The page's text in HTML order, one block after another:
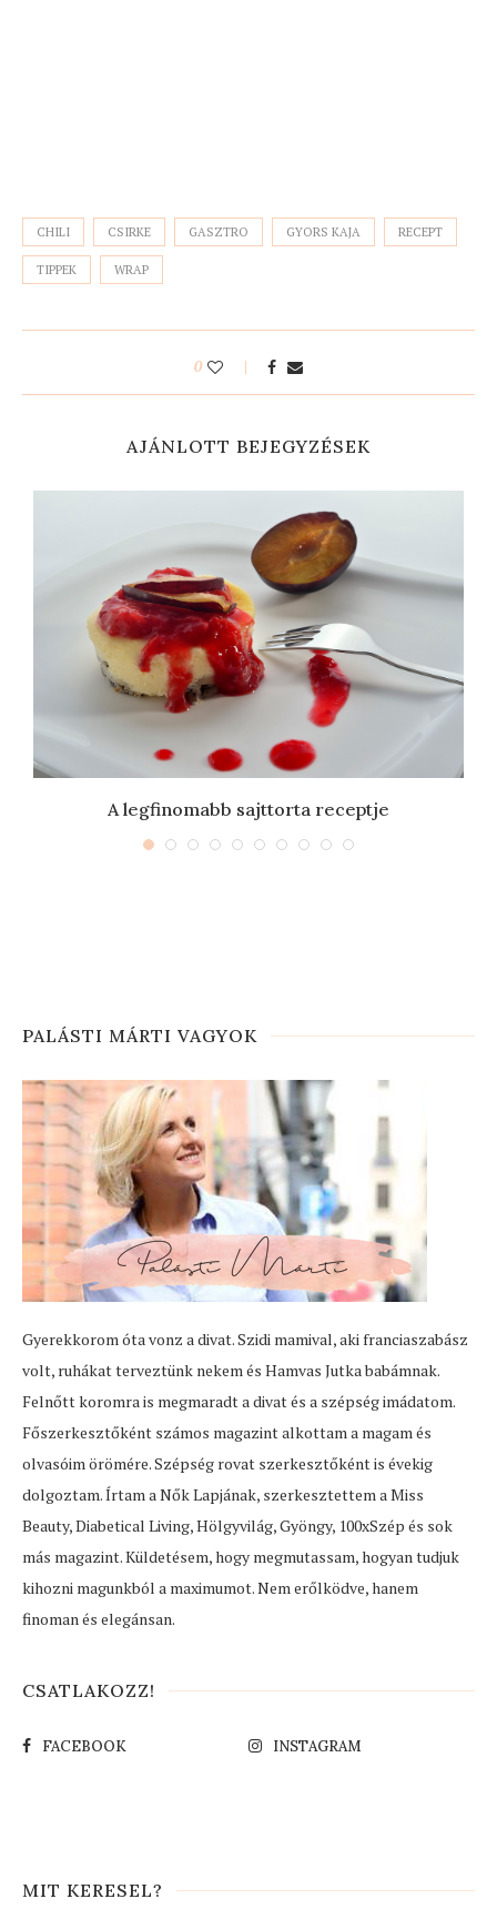
CHILI CSIRKE GASZTRO GYORS KAJA RECEPT
TIPPEK WRAP
0
AJÁNLOTT BEJEGYZÉSEK
A legfinomabb sajttorta receptje
PALÁSTI MÁRTI VAGYOK
Gyerekkorom óta vonz a divat. Szidi mamival, aki franciaszabász
volt, ruhákat terveztünk nekem és Hamvas Jutka babámnak.
Felnőtt koromra is megmaradt a divat és a szépség imádatom.
Főszerkesztőként számos magazint alkottam a magam és
olvasóim örömére. Szépség rovat szerkesztőként is évekig
dolgoztam. Írtam a Nők Lapjának, szerkesztettem a Miss
Beauty, Diabetical Living, Hölgyvilág, Gyöngy, 100xSzép és sok
más magazint. Küldetésem, hogy megmutassam, hogyan tudjuk
kihozni magunkból a maximumot. Nem erőlködve, hanem
finoman és elegánsan.
CSATLAKOZZ!
FACEBOOK INSTAGRAM
MIT KERESEL?